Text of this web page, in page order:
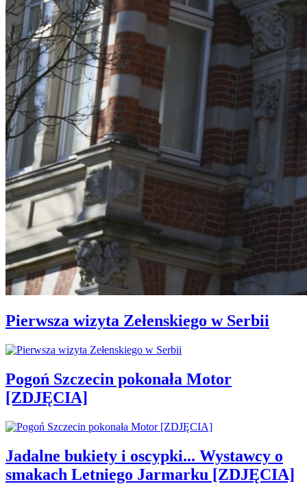
Pierwsza wizyta Zełenskiego w Serbii
Pogoń Szczecin pokonała Motor
[ZDJĘCIA]
Jadalne bukiety i oscypki... Wystawcy o
smakach Letniego Jarmarku [ZDJĘCIA]